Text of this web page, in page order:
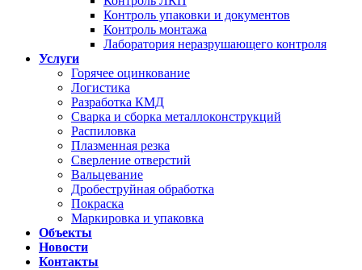
Контроль упаковки и документов
Контроль монтажа
Лаборатория неразрушающего контроля
Услуги
Горячее оцинкование
Логистика
Разработка КМД
Сварка и сборка металлоконструкций
Распиловка
Плазменная резка
Сверление отверстий
Вальцевание
Дробеструйная обработка
Покраска
Маркировка и упаковка
Объекты
Новости
Контакты